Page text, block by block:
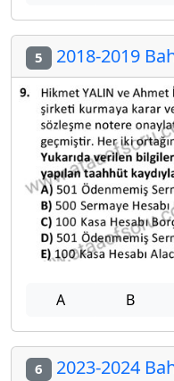
5 2018-2019
A B
6 2023-2024